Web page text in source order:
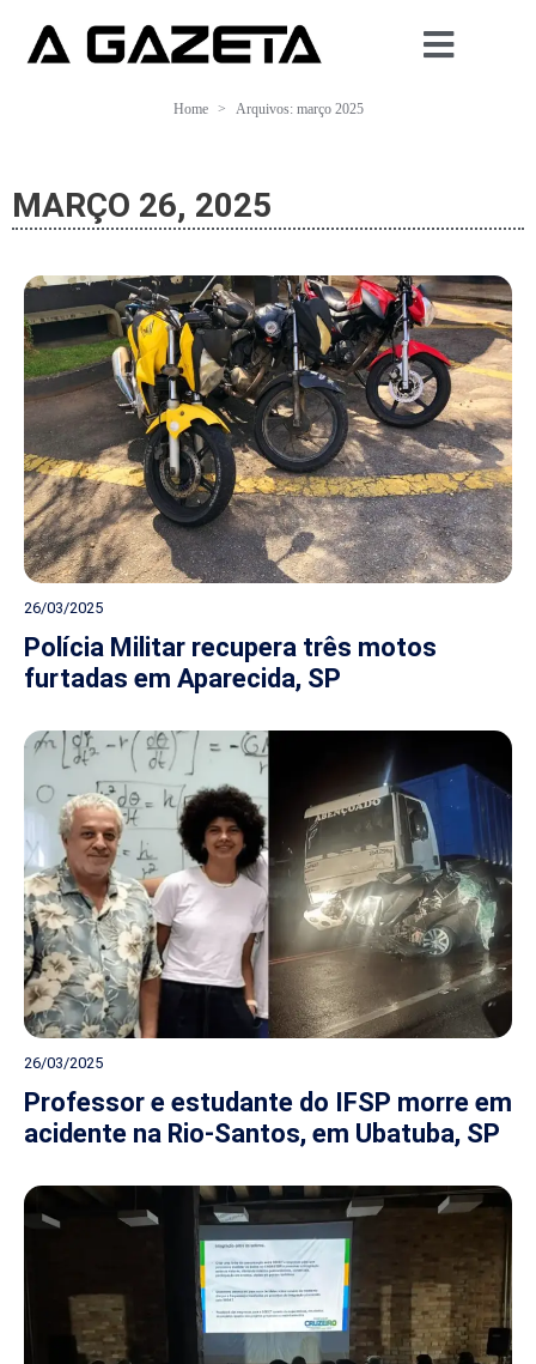
Home Arquivos: março 2025
MARÇO 26, 2025
26/03/2025
Polícia Militar recupera três motos
furtadas em Aparecida, SP
26/03/2025
Professor e estudante do IFSP morre em
acidente na Rio-Santos, em Ubatuba, SP